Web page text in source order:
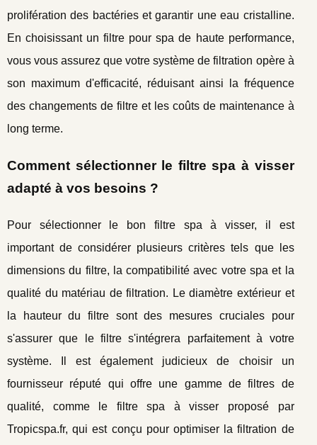
prolifération des bactéries et garantir une eau cristalline.
En choisissant un filtre pour spa de haute performance,
vous vous assurez que votre système de filtration opère à
son maximum d'efficacité, réduisant ainsi la fréquence
des changements de filtre et les coûts de maintenance à
long terme.
Comment sélectionner le filtre spa à visser
adapté à vos besoins ?
Pour sélectionner le bon filtre spa à visser, il est
important de considérer plusieurs critères tels que les
dimensions du filtre, la compatibilité avec votre spa et la
qualité du matériau de filtration. Le diamètre extérieur et
la hauteur du filtre sont des mesures cruciales pour
s'assurer que le filtre s'intégrera parfaitement à votre
système. Il est également judicieux de choisir un
fournisseur réputé qui offre une gamme de filtres de
qualité, comme le filtre spa à visser proposé par
Tropicspa.fr, qui est conçu pour optimiser la filtration de